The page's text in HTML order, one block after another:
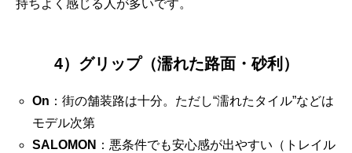
持ちよく感じる人が多いです。
4）グリップ（濡れた路面・砂利）
On ：街の舗装路は十分。ただし“濡れたタイル”などは
モデル次第
SALOMON ：悪条件でも安心感が出やすい（トレイル